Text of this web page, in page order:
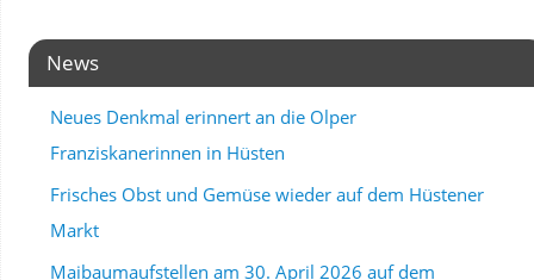
News
Neues Denkmal erinnert an die Olper
Franziskanerinnen in Hüsten
Frisches Obst und Gemüse wieder auf dem Hüstener
Markt
Maibaumaufstellen am 30. April 2026 auf dem